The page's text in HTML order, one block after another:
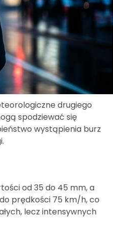
drugiego
spodziewać się
wystąpienia burz
od 35 do 45 mm, a
prędkości 75 km/h, co
lecz intensywnych